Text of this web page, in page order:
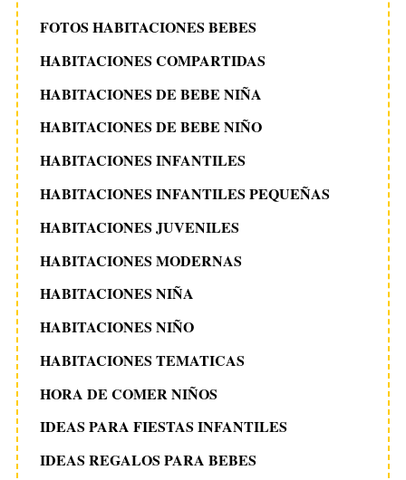
FOTOS HABITACIONES BEBES
HABITACIONES COMPARTIDAS
HABITACIONES DE BEBE NIÑA
HABITACIONES DE BEBE NIÑO
HABITACIONES INFANTILES
HABITACIONES INFANTILES PEQUEÑAS
HABITACIONES JUVENILES
HABITACIONES MODERNAS
HABITACIONES NIÑA
HABITACIONES NIÑO
HABITACIONES TEMATICAS
HORA DE COMER NIÑOS
IDEAS PARA FIESTAS INFANTILES
IDEAS REGALOS PARA BEBES